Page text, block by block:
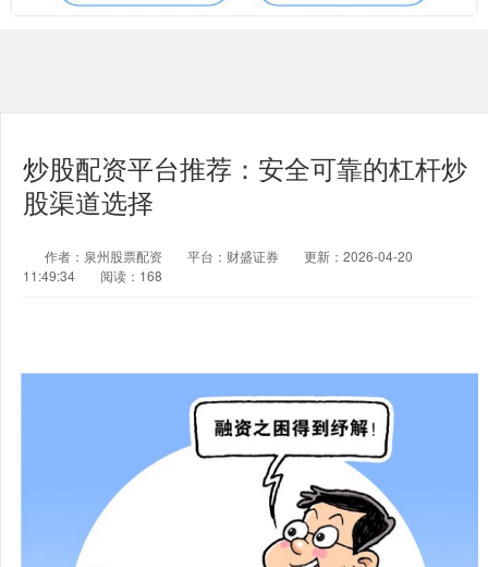
炒股配资平台推荐：安全可靠的杠杆炒
股渠道选择
作者：泉州股票配资 平台：财盛证券
更新：2026-04-20
11:49:34
阅读：168